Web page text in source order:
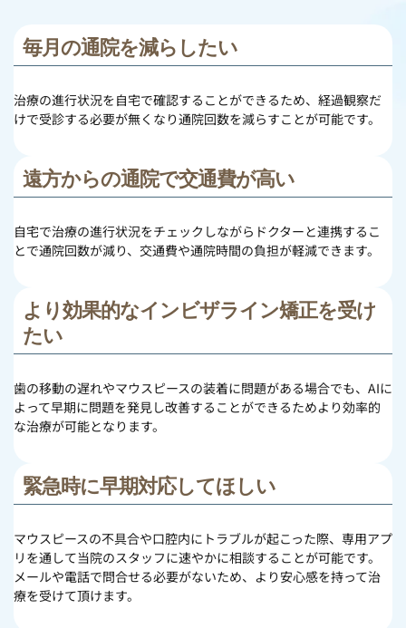
毎月の通院を減らしたい
治療の進行状況を自宅で確認することができるため、経過観察だ
けで受診する必要が無くなり通院回数を減らすことが可能です。
遠方からの通院で交通費が高い
自宅で治療の進行状況をチェックしながらドクターと連携するこ
とで通院回数が減り、交通費や通院時間の負担が軽減できます。
より効果的なインビザライン矯正を受け
たい
歯の移動の遅れやマウスピースの装着に問題がある場合でも、AIに
よって早期に問題を発見し改善することができるためより効率的
な治療が可能となります。
緊急時に早期対応してほしい
マウスピースの不具合や口腔内にトラブルが起こった際、専用アプ
リを通して当院のスタッフに速やかに相談することが可能です。
メールや電話で問合せる必要がないため、より安心感を持って治
療を受けて頂けます。